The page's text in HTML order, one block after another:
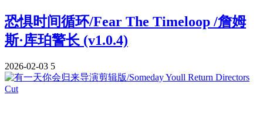
恐惧时间循环/Fear The Timeloop /詹姆
斯·库珀警长 (v1.0.4)
2026-02-03 5